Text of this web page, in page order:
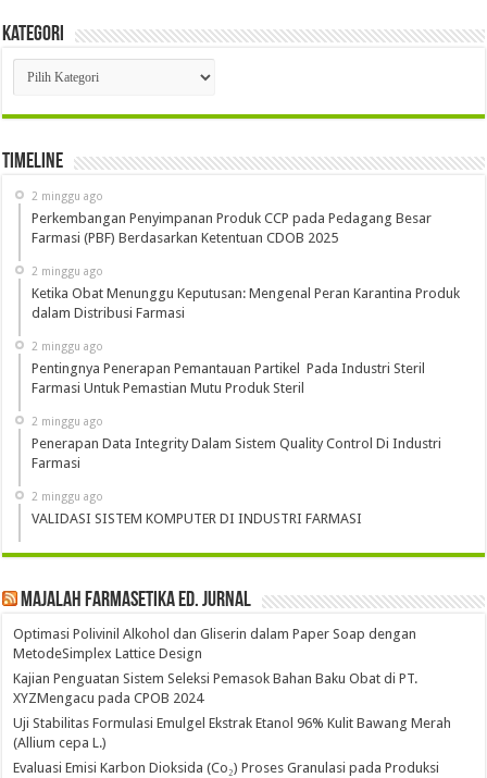
Kategori
Kategori
Timeline
2 minggu ago
Perkembangan Penyimpanan Produk CCP pada Pedagang Besar
Farmasi (PBF) Berdasarkan Ketentuan CDOB 2025
2 minggu ago
Ketika Obat Menunggu Keputusan: Mengenal Peran Karantina Produk
dalam Distribusi Farmasi
2 minggu ago
Pentingnya Penerapan Pemantauan Partikel Pada Industri Steril
Farmasi Untuk Pemastian Mutu Produk Steril
2 minggu ago
Penerapan Data Integrity Dalam Sistem Quality Control Di Industri
Farmasi
2 minggu ago
VALIDASI SISTEM KOMPUTER DI INDUSTRI FARMASI
Majalah Farmasetika Ed. Jurnal
Optimasi Polivinil Alkohol dan Gliserin dalam Paper Soap dengan
MetodeSimplex Lattice Design
Kajian Penguatan Sistem Seleksi Pemasok Bahan Baku Obat di PT.
XYZMengacu pada CPOB 2024
Uji Stabilitas Formulasi Emulgel Ekstrak Etanol 96% Kulit Bawang Merah
(Allium cepa L.)
Evaluasi Emisi Karbon Dioksida (Co₂) Proses Granulasi pada Produksi